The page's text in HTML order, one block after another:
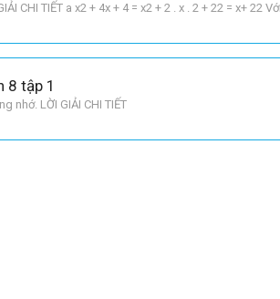
CHI TIẾT a x2 + 4x + 4 = x2 + 2 . x . 2 + 22 = x+ 22
8 tập 1
nhớ. LỜI GIẢI CHI TIẾT